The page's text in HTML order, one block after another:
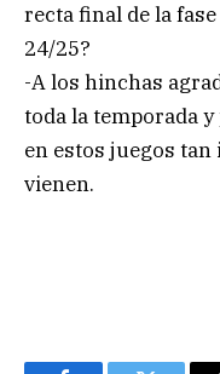
recta final de la
24/25?
-A los hinchas
toda la temporada
en estos juegos
vienen.